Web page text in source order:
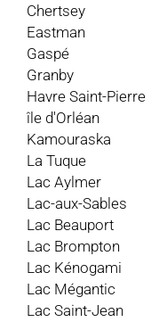
Chertsey
Eastman
Gaspé
Granby
Havre Saint-Pierre
île d'Orléan
Kamouraska
La Tuque
Lac Aylmer
Lac-aux-Sables
Lac Beauport
Lac Brompton
Lac Kénogami
Lac Mégantic
Lac Saint-Jean